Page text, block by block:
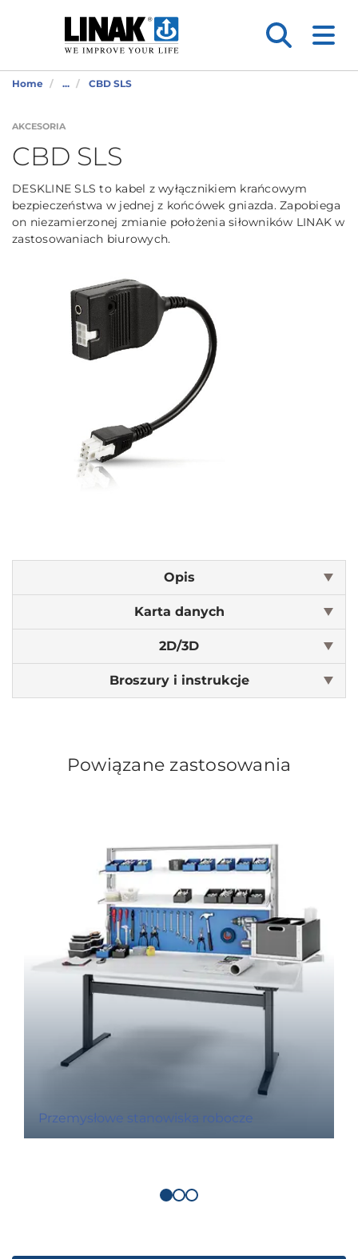
Home ... CBD SLS
AKCESORIA
CBD SLS
DESKLINE SLS to kabel z wyłącznikiem krańcowym
bezpieczeństwa w jednej z końcówek gniazda. Zapobiega
on niezamierzonej zmianie położenia siłowników LINAK w
zastosowaniach biurowych.
Opis
Karta danych
2D/3D
Broszury i instrukcje
Powiązane zastosowania
Przemysłowe stanowiska robocze